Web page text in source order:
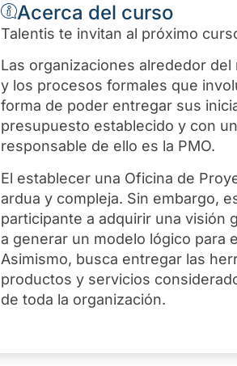
Acerca del curso
Talentis te invitan al próximo
Las organizaciones alrededor
y los procesos formales que
forma de poder entregar sus
presupuesto establecido y con
responsable de ello es la PMO.
El establecer una Oficina de
ardua y compleja. Sin embargo,
participante a adquirir una visión
a generar un modelo lógico para
Asimismo, busca entregar las
productos y servicios
de toda la organización.